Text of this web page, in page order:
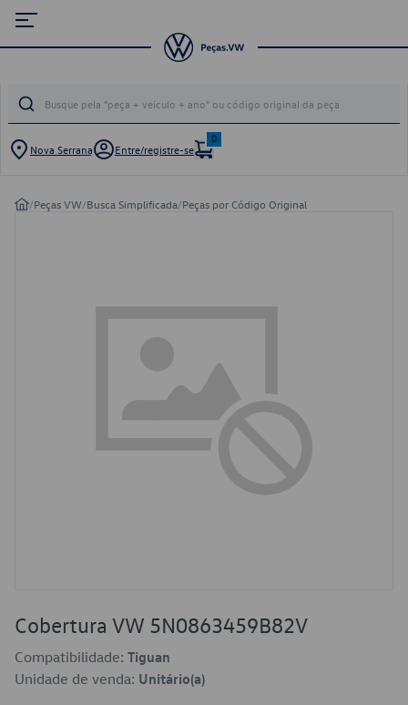
Nova Serrana Entre/registre-se
0
/Peças VW/Busca Simplificada/Peças por Código Original
Cobertura VW 5N0863459B82V
Compatibilidade: Tiguan
Unidade de venda: Unitário(a)